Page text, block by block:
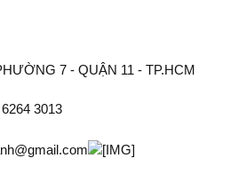
7 - QUẬN 11 - TP.HCM
3013